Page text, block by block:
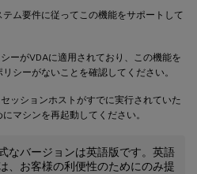
ム要件に従ってこの機能をサポートして
ーがVDAに適用されており、この機能を
シーがないことを確認してください。
ッションホストがすでに実行されていた
マシンを再起動してください。
なバージョンは英語版です。英語
、お客様の利便性のためにのみ提